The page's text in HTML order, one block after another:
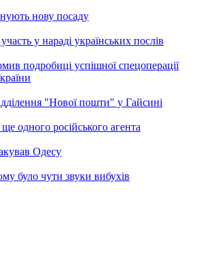
нову посаду
у нараді українських послів
подробиці успішної спецоперації
"Нової пошти" у Гайсині
одного російського агента
Одесу
було чути звуки вибухів